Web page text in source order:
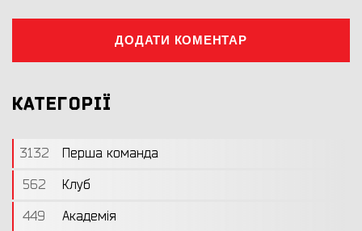
ДОДАТИ КОМЕНТАР
КАТЕГОРІЇ
3132
Перша команда
562
Клуб
449
Академія